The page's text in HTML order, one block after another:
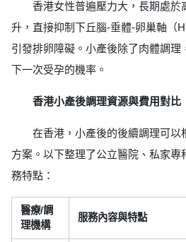
香港女性普遍壓力大，長期處於
升，直接抑制下丘腦-垂體-卵巢軸（
引發排卵障礙。小產後除了肉體調理
下一次受孕的機率。
香港小產後調理資源與費用對比
在香港，小產後的後續調理可以
方案。以下整理了公立醫院、私家專
務特點：
醫療/調
理機構
服務內容與特點